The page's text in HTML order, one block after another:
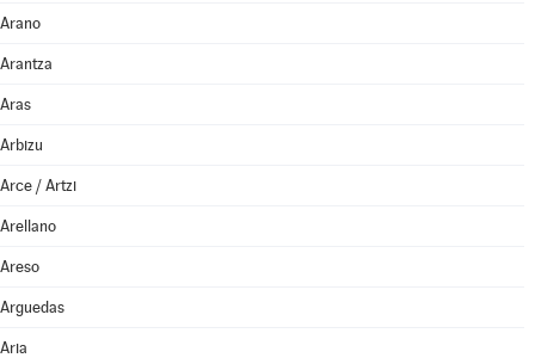
Arano
Arantza
Aras
Arbizu
Arce / Artzi
Arellano
Areso
Arguedas
Aria